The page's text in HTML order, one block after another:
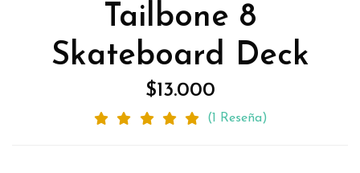
Tailbone 8
Skateboard Deck
$13.000
(1 Reseña)